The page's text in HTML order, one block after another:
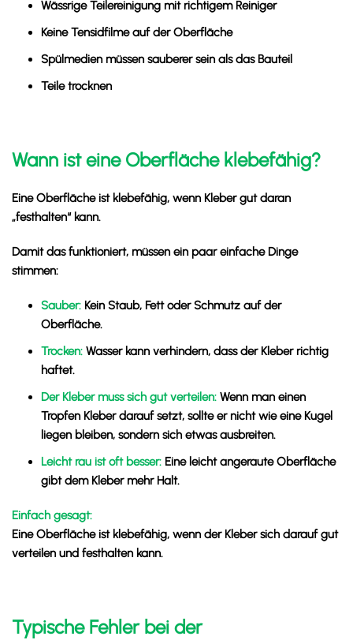
Wässrige Teilereinigung mit richtigem Reiniger
Keine Tensidfilme auf der Oberfläche
Spülmedien müssen sauberer sein als das Bauteil
Teile trocknen
Wann ist eine Oberfläche klebefähig?
Eine Oberfläche ist klebefähig, wenn Kleber gut daran
„festhalten“ kann.
Damit das funktioniert, müssen ein paar einfache Dinge
stimmen:
Sauber: Kein Staub, Fett oder Schmutz auf der
Oberfläche.
Trocken: Wasser kann verhindern, dass der Kleber richtig
haftet.
Der Kleber muss sich gut verteilen: Wenn man einen
Tropfen Kleber darauf setzt, sollte er nicht wie eine Kugel
liegen bleiben, sondern sich etwas ausbreiten.
Leicht rau ist oft besser: Eine leicht angeraute Oberfläche
gibt dem Kleber mehr Halt.
Einfach gesagt:
Eine Oberfläche ist klebefähig, wenn der Kleber sich darauf gut
verteilen und festhalten kann.
Typische Fehler bei der